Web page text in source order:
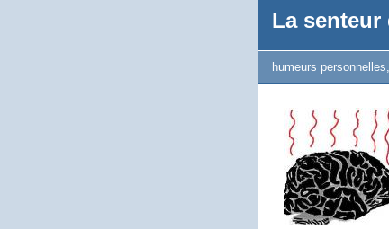
La
humeurs